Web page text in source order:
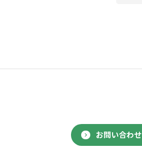
お問い合わせ